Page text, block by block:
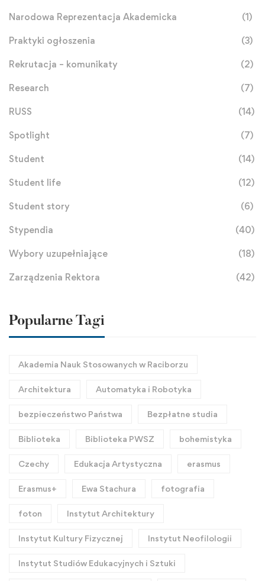
Narodowa Reprezentacja Akademicka (1)
Praktyki ogłoszenia (3)
Rekrutacja – komunikaty (2)
Research (7)
RUSS (14)
Spotlight (7)
Student (14)
Student life (12)
Student story (6)
Stypendia (40)
Wybory uzupełniające (18)
Zarządzenia Rektora (42)
Popularne Tagi
Akademia Nauk Stosowanych w Raciborzu
Architektura Automatyka i Robotyka
bezpieczeństwo Państwa Bezpłatne studia
Biblioteka Biblioteka PWSZ bohemistyka
Czechy Edukacja Artystyczna erasmus
Erasmus+ Ewa Stachura fotografia
foton Instytut Architektury
Instytut Kultury Fizycznej Instytut Neofilologii
Instytut Studiów Edukacyjnych i Sztuki